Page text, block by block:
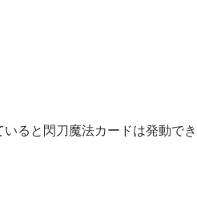
ると閃刀魔法カードは発動で